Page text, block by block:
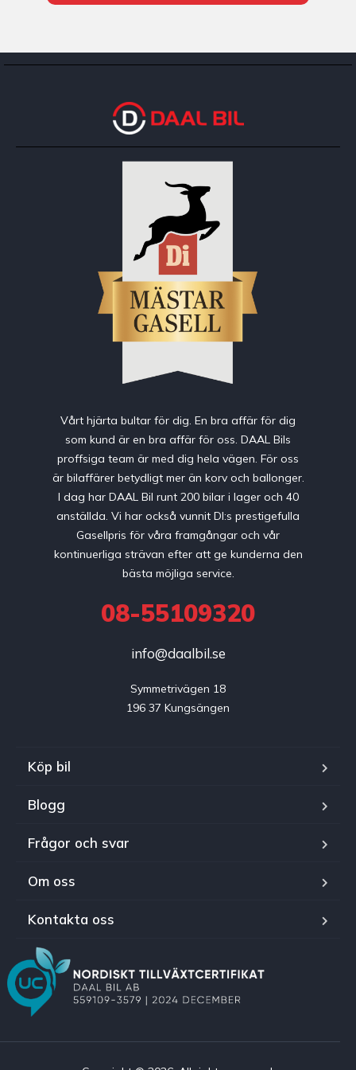
Vårt hjärta bultar för dig. En bra affär för dig
som kund är en bra affär för oss. DAAL Bils
proffsiga team är med dig hela vägen. För oss
är bilaffärer betydligt mer än korv och ballonger.
I dag har DAAL Bil runt 200 bilar i lager och 40
anställda. Vi har också vunnit DI:s prestigefulla
Gasellpris för våra framgångar och vår
kontinuerliga strävan efter att ge kunderna den
bästa möjliga service.
08-55109320
info@daalbil.se
Symmetrivägen 18
196 37 Kungsängen
Köp bil
Blogg
Frågor och svar
Om oss
Kontakta oss